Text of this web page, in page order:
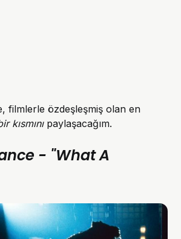
filmlerle özdeşleşmiş olan en
kısmınıpaylaşacağım.
- "What A